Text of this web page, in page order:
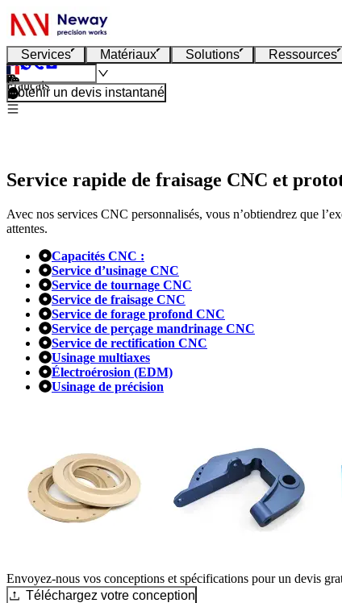
Services Matériaux Solutions Ressources
Français
Obtenir un devis instantané
Service rapide de fraisage CNC et
Avec nos services CNC personnalisés, vous n’obtiendrez que
attentes.
Capacités CNC :
Service d’usinage CNC
Service de tournage CNC
Service de fraisage CNC
Service de forage profond CNC
Service de perçage mandrinage CNC
Service de rectification CNC
Usinage multiaxes
Électroérosion (EDM)
Usinage de précision
Envoyez-nous vos conceptions et spécifications pour un devis
Téléchargez votre conception